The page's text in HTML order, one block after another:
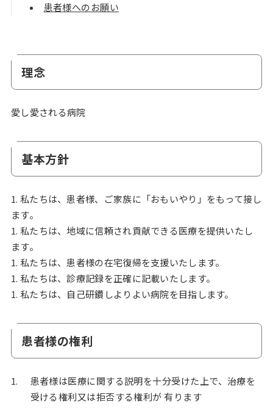
患者様へのお願い
理念
愛し愛される病院
基本方針
1. 私たちは、患者様、ご家族に「おもいやり」をもって接し
ます。
1. 私たちは、地域に信頼され貢献できる医療を提供いたし
ます。
1. 私たちは、患者様の在宅復帰を支援いたします。
1. 私たちは、診療記録を正確に記載いたします。
1. 私たちは、自己研鑽しよりよい病院を目指します。
患者様の権利
患者様は医療に関する説明を十分受けた上で、治療を
受ける権利又は拒否する権利が 有ります